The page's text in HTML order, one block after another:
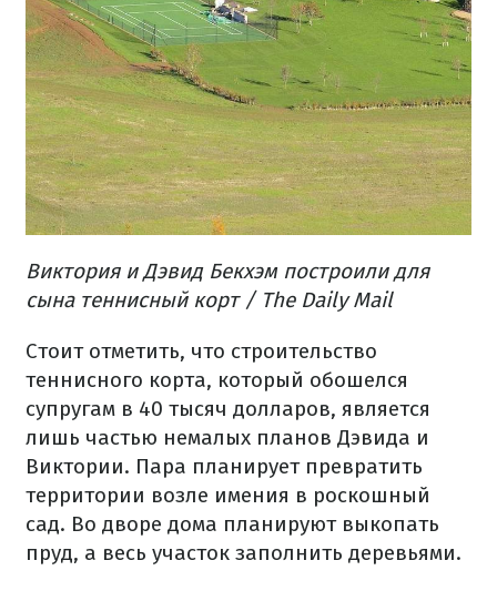
Виктория и Дэвид Бекхэм построили для
сына теннисный корт / The Daily Mail
Стоит отметить, что строительство
теннисного корта, который обошелся
супругам в 40 тысяч долларов, является
лишь частью немалых планов Дэвида и
Виктории. Пара планирует превратить
территории возле имения в роскошный
сад. Во дворе дома планируют выкопать
пруд, а весь участок заполнить деревьями.